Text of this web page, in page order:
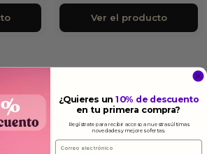
Ver el producto
¿Quieres un10% de descuento
en tu primera compra?
Regístrate para recibir acceso a nuestras últimas
novedades y mejores ofertas.
Email